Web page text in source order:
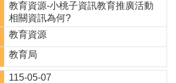
教育資源-小桃子資訊教育推廣活動
相關資訊為何?
教育資源
教育局
115-05-07